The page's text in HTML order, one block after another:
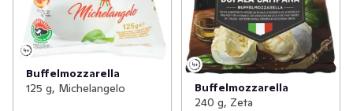
Buffelmozzarella
125 g, Michelangelo
Buffelmozzarella
240 g, Zeta